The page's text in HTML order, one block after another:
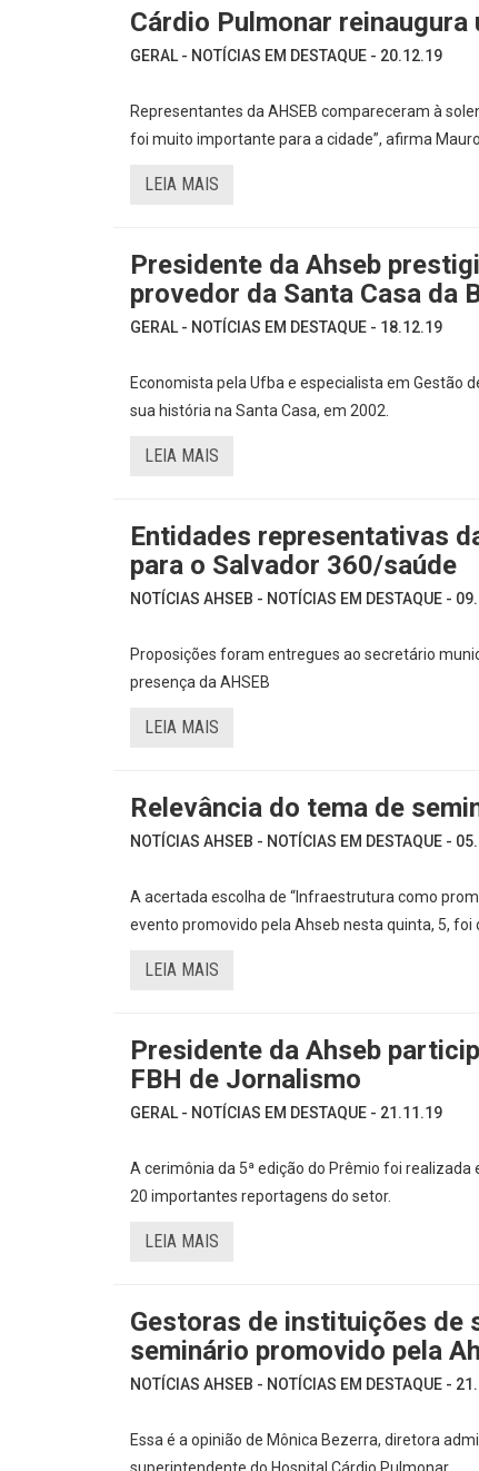
Cárdio Pulmonar
GERAL - NOTÍCIAS EM DESTAQUE - 20.12.19
Representantes da AHSEB compareceram à
foi muito importante para a cidade”, afirma
LEIA MAIS
Presidente da Ahseb
provedor da Santa Casa da
GERAL - NOTÍCIAS EM DESTAQUE - 18.12.19
Economista pela Ufba e especialista em Gestão
sua história na Santa Casa, em 2002.
LEIA MAIS
Entidades representativas
para o Salvador 360/saúde
NOTÍCIAS AHSEB - NOTÍCIAS EM DESTAQUE -
Proposições foram entregues ao secretário
presença da AHSEB
LEIA MAIS
Relevância do tema de
NOTÍCIAS AHSEB - NOTÍCIAS EM DESTAQUE -
A acertada escolha de “Infraestrutura como
evento promovido pela Ahseb nesta quinta, 5,
LEIA MAIS
Presidente da Ahseb
FBH de Jornalismo
GERAL - NOTÍCIAS EM DESTAQUE - 21.11.19
A cerimônia da 5ª edição do Prêmio foi
20 importantes reportagens do setor.
LEIA MAIS
Gestoras de instituições de
seminário promovido pela
NOTÍCIAS AHSEB - NOTÍCIAS EM DESTAQUE -
Essa é a opinião de Mônica Bezerra, diretora